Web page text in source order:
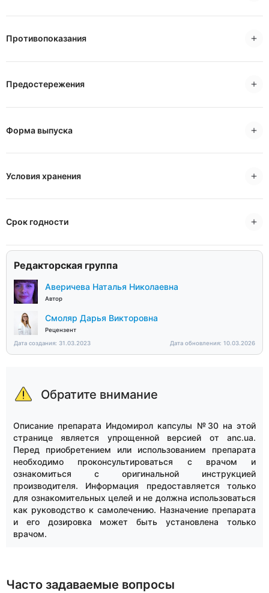
Противопоказания
Предостережения
Форма выпуска
Условия хранения
Срок годности
Редакторская группа
Аверичева Наталья Николаевна
Автор
Смоляр Дарья Викторовна
Рецензент
Дата создания: 31.03.2023
Дата обновления: 10.03.2026
Обратите внимание
Описание препарата Индомирол капсулы №30 на этой
странице является упрощенной версией от anc.ua.
Перед приобретением или использованием препарата
необходимо проконсультироваться с врачом и
ознакомиться с оригинальной инструкцией
производителя. Информация предоставляется только
для ознакомительных целей и не должна использоваться
как руководство к самолечению. Назначение препарата
и его дозировка может быть установлена только
врачом.
Часто задаваемые вопросы